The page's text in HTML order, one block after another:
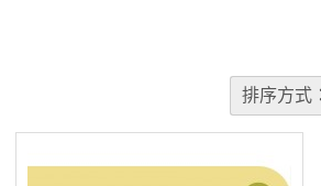
排序方式：